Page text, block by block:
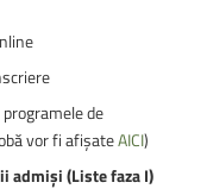
de
vor fi afișateAICI)
admiși (Liste faza I)